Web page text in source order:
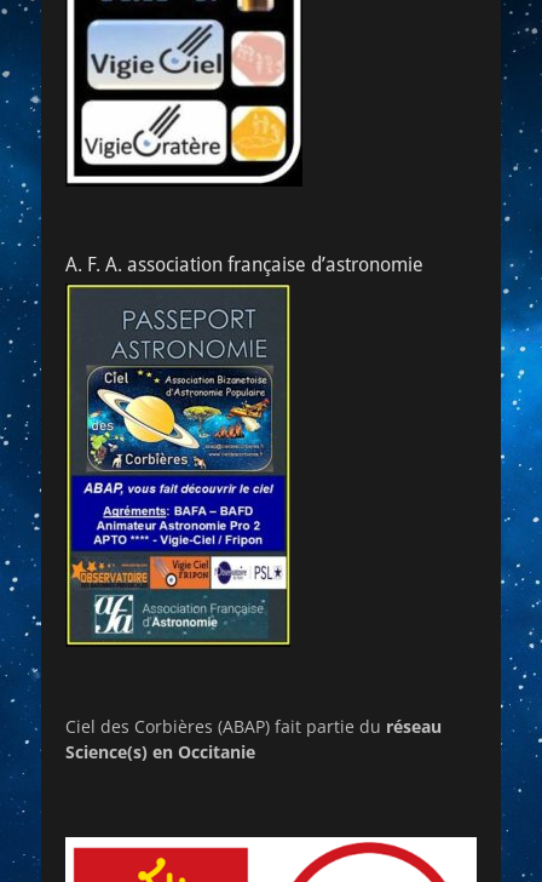
A. F. A. association française d’astronomie
Ciel des Corbières (ABAP) fait partie du réseau
Science(s) en Occitanie